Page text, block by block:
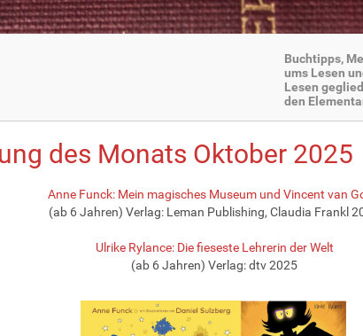
Buchtipps,
ums Lesen
Lesen
den
des Monats Oktober 2025
Anne Funck: Mein magisches Museum und Vincent van
(ab 6 Jahren) Verlag: Leman Publishing, Claudia Frankl
Ulrike Rylance: Die fieseste Lehrerin der Welt
(ab 6 Jahren) Verlag: dtv 2025